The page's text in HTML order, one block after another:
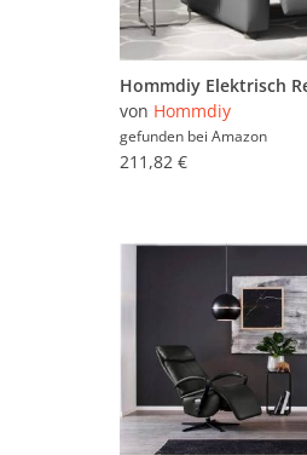
von Hommdiy
gefunden bei Amazon
211,82 €